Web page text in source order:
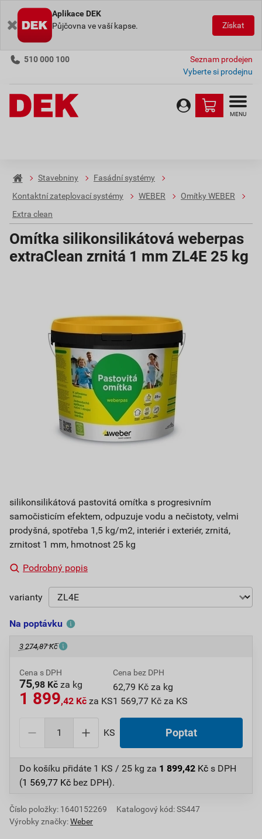
Aplikace DEK
Půjčovna ve vaší kapse.
Získat
510 000 100
Seznam prodejen
Vyberte si prodejnu
MENU
Stavebniny
Fasádní systémy
Kontaktní zateplovací systémy
WEBER
Omítky WEBER
Extra clean
Omítka silikonsilikátová weberpas
extraClean zrnitá 1 mm ZL4E 25 kg
silikonsilikátová pastovitá omítka s progresivním
samočisticím efektem, odpuzuje vodu a nečistoty, velmi
prodyšná, spotřeba 1,5 kg/m2, interiér i exteriér, zrnitá,
zrnitost 1 mm, hmotnost 25 kg
Podrobný popis
varianty
Na poptávku
3 274,87 Kč
Cena s DPH
75,98 Kč za kg
1 899,42 Kč za KS
Cena bez DPH
62,79 Kč za kg
1 569,77 Kč za KS
KS Poptat
Do košíku přidáte 1 KS / 25 kg za 1 899,42 Kč s DPH
(1 569,77 Kč bez DPH).
Číslo položky: 1640152269
Katalogový kód: SS447
Výrobky značky:Weber